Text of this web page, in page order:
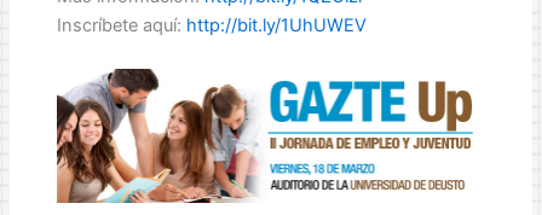
Inscríbete aquí: http://bit.ly/1UhUWEV